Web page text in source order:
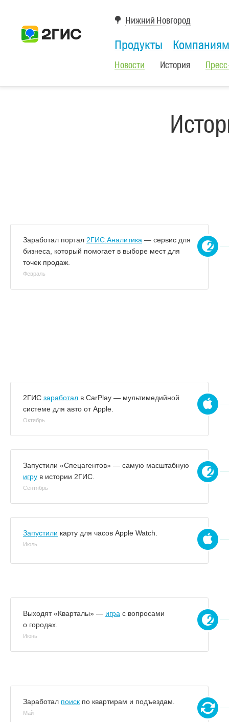
Продукты Компаниям
Новости История
Нижний Новгород
Заработал портал 2ГИС.Аналитика — сервис для
бизнеса, который помогает в выборе мест для
точек продаж.
Февраль
2ГИС заработал в CarPlay — мультимедийной
системе для авто от Apple.
Октябрь
Запустили «Спецагентов» — самую масштабную
игру в истории 2ГИС.
Сентябрь
Запустили карту для часов Apple Watch.
Июль
Выходят «Кварталы» — игра с вопросами
о городах.
Июнь
Заработал поиск по квартирам и подъездам.
Май